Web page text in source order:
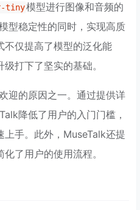
tiny模型进行图像和音频的
型稳定性的同时，实现高质
不仅提高了模型的泛化能
打下了坚实的基础。
迎的原因之一。通过提供详
降低了用户的入门门槛，
手。此外，MuseTalk还提
了用户的使用流程。